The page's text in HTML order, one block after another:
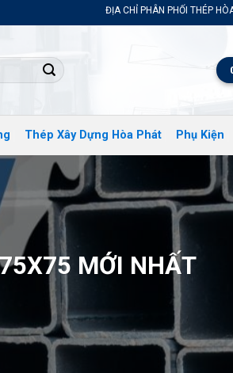
ĐỊA CHỈ PHÂN PHỐI THÉP HÒA PHÁT HÀNG ĐẦU -
Thép Xây Dựng Hòa Phát Phụ Kiện
MỚI NHẤT